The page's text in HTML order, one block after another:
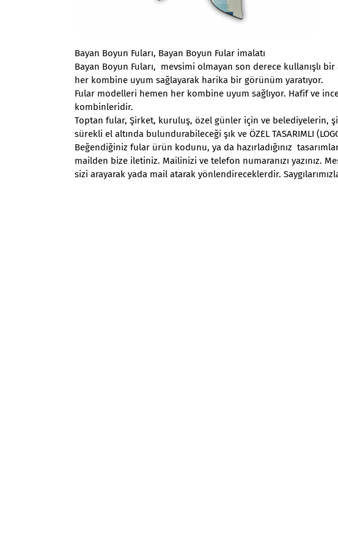
Bayan Boyun Fuları, Bayan Boyun Fular imalatı
Bayan Boyun Fuları, mevsimi olmayan son derece kullanışlı
her kombine uyum sağlayarak harika bir görünüm yaratıyor.
Fular modelleri hemen her kombine uyum sağlıyor. Hafif ve
kombinleridir.
Toptan fular, Şirket, kuruluş, özel günler için ve belediyelerin,
sürekli el altında bulundurabileceği şık ve ÖZEL TASARIMLI
Beğendiğiniz fular ürün kodunu, ya da hazırladığınız
mailden bize iletiniz. Mailinizi ve telefon numaranızı yazınız.
sizi arayarak yada mail atarak yönlendireceklerdir.